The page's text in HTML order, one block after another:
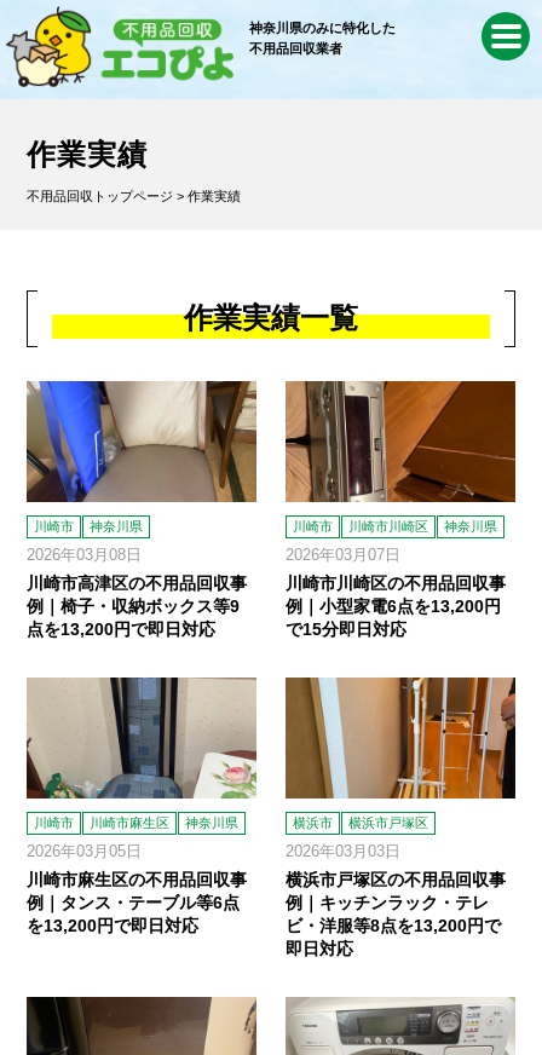
神奈川県のみに特化した
不用品回収業者
作業実績
不用品回収トップページ > 作業実績
作業実績一覧
川崎市 神奈川県
2026年03月08日
川崎市高津区の不用品回収事
例｜椅子・収納ボックス等9
点を13,200円で即日対応
川崎市 川崎市川崎区 神奈川県
2026年03月07日
川崎市川崎区の不用品回収事
例｜小型家電6点を13,200円
で15分即日対応
川崎市 川崎市麻生区 神奈川県
2026年03月05日
川崎市麻生区の不用品回収事
例｜タンス・テーブル等6点
を13,200円で即日対応
横浜市 横浜市戸塚区
2026年03月03日
横浜市戸塚区の不用品回収事
例｜キッチンラック・テレ
ビ・洋服等8点を13,200円で
即日対応